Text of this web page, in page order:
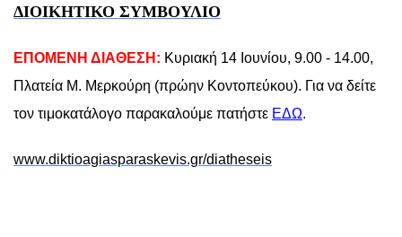
ΔΙΟΙΚΗΤΙΚΟ ΣΥΜΒΟΥΛΙΟ
ΕΠΟΜΕΝΗ ΔΙΑΘΕΣΗ: Κυριακή 14 Ιουνίου, 9.00 - 14.00,
Πλατεία Μ. Μερκούρη (πρώην Κοντοπεύκου). Για να δείτε
τον τιμοκατάλογο παρακαλούμε πατήστε ΕΔΩ.
www.diktioagiasparaskevis.gr/diatheseis